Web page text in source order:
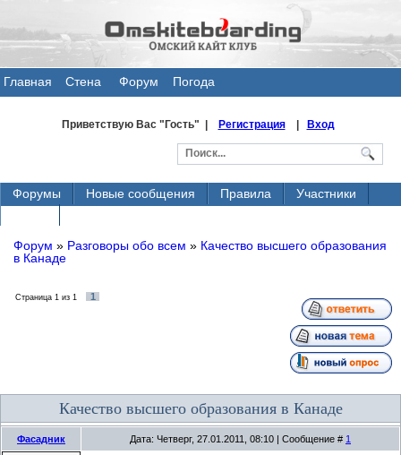
Главная
Стена
Форум Погода
Приветствую Вас"Гость" | Регистрация| Вход
Форумы Новые сообщения Правила
Участники
Форум » Разговоры обо всем » Качество высшего образования
в Канаде
Страница 1 из 1 1
Качество высшего образования в Канаде
Фасадник Дата: Четверг, 27.01.2011, 08:10 | Сообщение # 1